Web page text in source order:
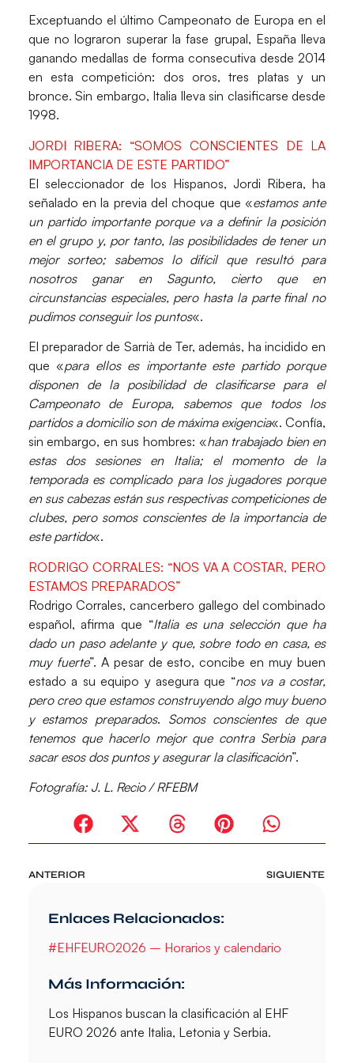
Exceptuando el último Campeonato de Europa en el
que no lograron superar la fase grupal, España lleva
ganando medallas de forma consecutiva desde 2014
en esta competición: dos oros, tres platas y un
bronce. Sin embargo, Italia lleva sin clasificarse desde
1998.
JORDI RIBERA: “SOMOS CONSCIENTES DE LA
IMPORTANCIA DE ESTE PARTIDO”
El seleccionador de los Hispanos,Jordi Ribera, ha
señalado en la previa del choque que «estamos ante
un partido importante porque va a definir la posición
en el grupoy, por tanto, las posibilidades de tener un
mejor sorteo; sabemos lo difícil que resultó para
nosotros ganar en Sagunto, cierto que en
circunstancias especiales, pero hasta la parte final no
pudimos conseguir los puntos«.
El preparador de Sarrià de Ter, además, ha incidido en
que «para ellos es importante este partido porque
disponen de la posibilidad de clasificarse para el
Campeonato de Europa, sabemos que
todos los
partidos a domicilio son de máxima exigencia«. Confía,
sin embargo, en sus hombres: «han trabajado bien en
estas dos sesiones en Italia; el momento de la
temporada es complicado para los jugadores porque
en sus cabezas están sus respectivas competiciones de
clubes, pero somos conscientes de la importancia de
este partido«.
RODRIGO CORRALES: “NOS VA A COSTAR, PERO
ESTAMOS PREPARADOS”
Rodrigo Corrales, cancerbero gallego del combinado
español, afirma que “Italia es una selección que ha
dado un paso adelantey que, sobre todo en casa, es
muy fuerte”. A pesar de esto, concibe en muy buen
estado a su equipo y asegura que “nos va a costar,
pero creo que estamos construyendo algo muy bueno
y estamos preparados. Somos conscientes de que
tenemos que hacerlo mejor que contra Serbia para
sacar esos dos puntos y asegurar la clasificación”.
Fotografía: J. L. Recio / RFEBM
ANTERIOR SIGUIENTE
Enlaces Relacionados:
#EHFEURO2026 – Horarios y calendario
Más Información:
Los Hispanos buscan la clasificación al EHF
EURO 2026 ante Italia, Letonia y Serbia.